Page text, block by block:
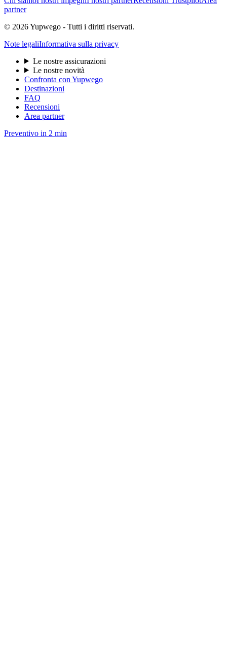
partner
© 2026 Yupwego - Tutti i diritti riservati.
Note legaliInformativa sulla privacy
Le nostre assicurazioni
Le nostre novità
Confronta con Yupwego
Destinazioni
FAQ
Recensioni
Area partner
Preventivo in 2 min